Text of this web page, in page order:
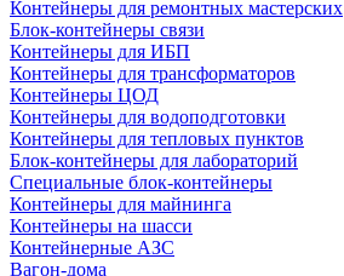
Контейнеры для ремонтных мастерских
Блок-контейнеры связи
Контейнеры для ИБП
Контейнеры для трансформаторов
Контейнеры ЦОД
Контейнеры для водоподготовки
Контейнеры для тепловых пунктов
Блок-контейнеры для лабораторий
Специальные блок-контейнеры
Контейнеры для майнинга
Контейнеры на шасси
Контейнерные АЗС
Вагон-дома